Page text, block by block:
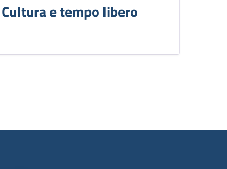
Cultura e tempo libero